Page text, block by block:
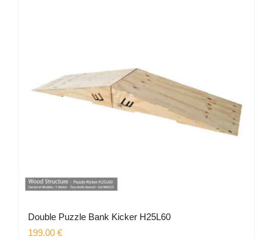
Double Puzzle Bank Kicker H25L60
199.00 €